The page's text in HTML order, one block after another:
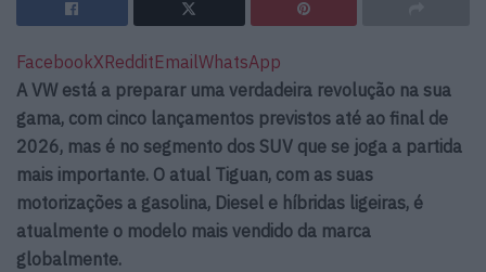
FacebookXRedditEmailWhatsApp
A VW está a preparar uma verdadeira revolução na sua
gama, com cinco lançamentos previstos até ao final de
2026, mas é no segmento dos SUV que se joga a partida
mais importante. O atual Tiguan, com as suas
motorizações a gasolina, Diesel e híbridas ligeiras, é
atualmente o modelo mais vendido da marca
globalmente.